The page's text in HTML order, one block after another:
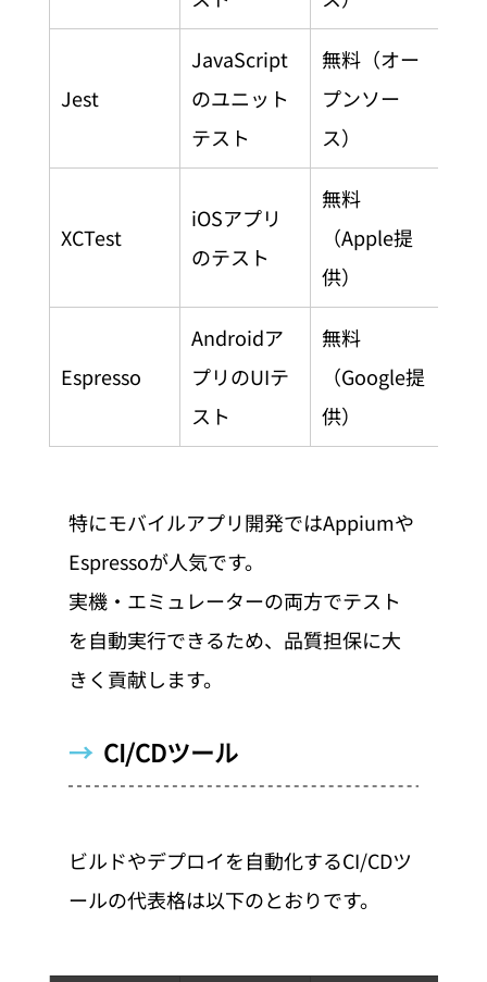
Jest
JavaScript
のユニット
テスト
無料（オー
プンソー
ス）
XCTest
iOSアプリ
のテスト
無料
（Apple提
供）
Espresso
Androidア
プリのUIテ
スト
無料
（Google提
供）
特にモバイルアプリ開発ではAppiumや
Espressoが人気です。
実機・エミュレーターの両方でテスト
を自動実行できるため、品質担保に大
きく貢献します。
→ CI/CDツール
ビルドやデプロイを自動化するCI/CDツ
ールの代表格は以下のとおりです。